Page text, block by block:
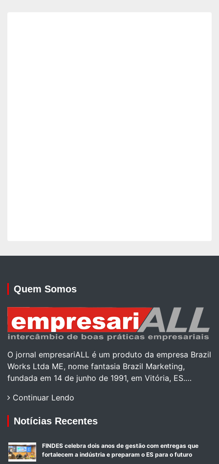
Quem Somos
O jornal empresariALL é um produto da empresa Brazil
Works Ltda ME, nome fantasia Brazil Marketing,
fundada em 14 de junho de 1991, em Vitória, ES.…
Continuar Lendo
Notícias Recentes
FINDES celebra dois anos de gestão com entregas que
fortalecem a indústria e preparam o ES para o futuro